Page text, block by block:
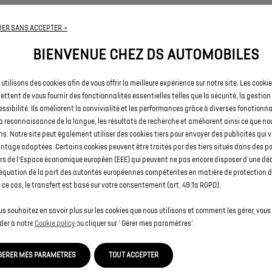
DS 9 est personnalisable à souhait grâce à toutes les options
disponibles : choix de l’ambiance intérieure, de la
LES DIMENSIONS
DS 9 mesure une longueur de 4934mm, une largeur de
extérieurs repliés, et une hauteur de 1460mm. Pour plus de
LES ÉQUIPEMENTS
SANS ACCEPTER →
BIENVENUE CHEZ DS AUTOMOBILES
utilisons des cookies afin de vous offrir la meilleure expérience sur notre site. Les
de vous fournir des fonctionnalités essentielles telles que la sécurité, la gestion
Ils améliorent la convivialité et les performances grâce à diverses
reconnaissance de la langue, les résultats de recherche et améliorent ainsi ce que
Notre site peut également utiliser des cookies tiers pour envoyer des publicités qui
adaptées. Certains cookies peuvent être traités par des tiers situés dans des
de l'Espace économique européen (EEE) qui peuvent ne pas encore disposer d'une
de la part des autorités européennes compétentes en matière de protection
ce cas, le transfert est basé sur votre consentement (art. 49.1a RGPD).
souhaitez en savoir plus sur les cookies que nous utilisons et comment les gérer, vous
à notre Cookie policyou cliquer sur ' Gérer mes paramètres'.
GERER MES PARAMETRES TOUT ACCEPTER